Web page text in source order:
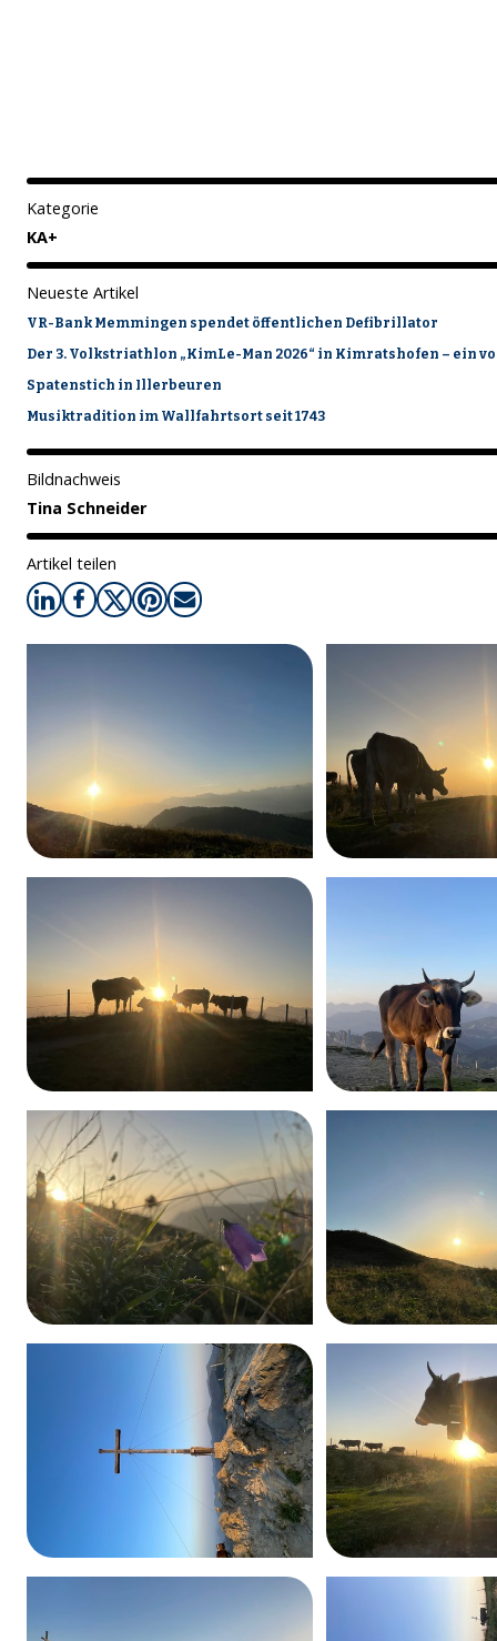
Kategorie
KA+
Neueste Artikel
VR-Bank Memmingen spendet öffentlichen Defibrillator
Der 3. Volkstriathlon „KimLe-Man 2026“ in Kimratshofen – ein
Spatenstich in Illerbeuren
Musiktradition im Wallfahrtsort seit 1743
Bildnachweis
Tina Schneider
Artikel teilen